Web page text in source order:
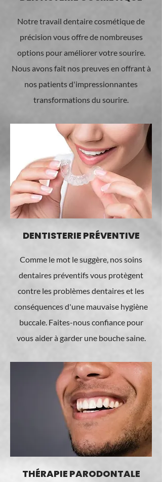
Notre travail dentaire cosmétique de
précision vous offre de nombreuses
options pour améliorer votre sourire.
Nous avons fait nos preuves en offrant à
nos patients d'impressionnantes
transformations du sourire.
DENTISTERIE PRÉVENTIVE
Comme le mot le suggère, nos soins
dentaires préventifs vous protègent
contre les problèmes dentaires et les
conséquences d'une mauvaise hygiène
buccale. Faites-nous confiance pour
vous aider à garder une bouche saine.
THÉRAPIE PARODONTALE